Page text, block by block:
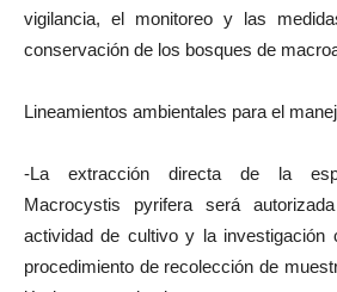
vigilancia, el monitoreo y las
conservación de los bosques de
Lineamientos ambientales para el
-La extracción directa de la
Macrocystis pyrifera será
actividad de cultivo y la investigación
procedimiento de recolección de